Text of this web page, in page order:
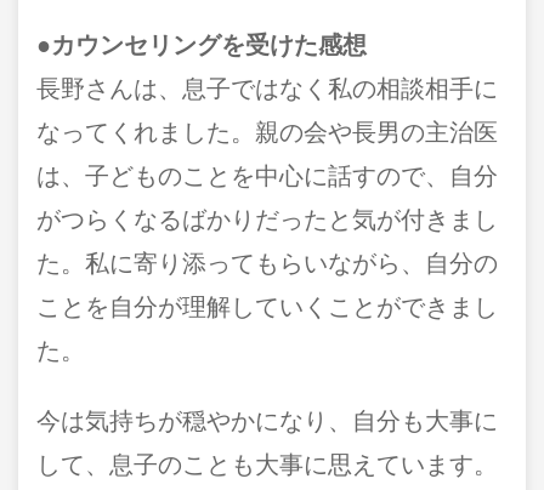
●カウンセリングを受けた感想
長野さんは、息子ではなく私の相談相手に
なってくれました。親の会や長男の主治医
は、子どものことを中心に話すので、自分
がつらくなるばかりだったと気が付きまし
た。私に寄り添ってもらいながら、自分の
ことを自分が理解していくことができまし
た。
今は気持ちが穏やかになり、自分も大事に
して、息子のことも大事に思えています。